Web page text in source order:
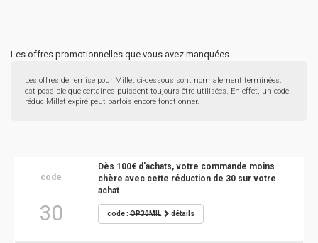
Les offres promotionnelles que vous avez manquées
Les offres de remise pour Millet ci-dessous sont normalement terminées. Il
est possible que certaines puissent toujours être utilisées. En effet, un code
réduc Millet expiré peut parfois encore fonctionner.
code
30
Dès 100€ d'achats, votre commande moins
chère avec cette réduction de 30 sur votre
achat
code :OP30MIL détails